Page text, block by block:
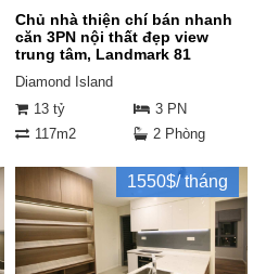
Chủ nhà thiện chí bán nhanh
căn 3PN nội thất đẹp view
trung tâm, Landmark 81
Diamond Island
13 tỷ
3 PN
117m2
2 Phòng
1550$/ tháng